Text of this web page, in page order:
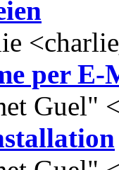
per E-
Guel"